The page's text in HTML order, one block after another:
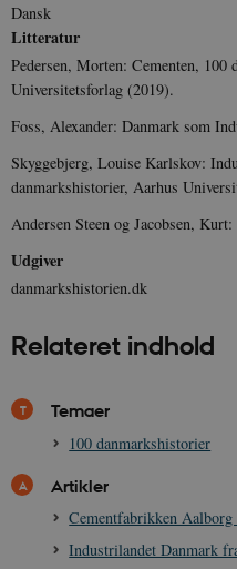
Dansk
Litteratur
Pedersen, Morten: Cementen, 100
Universitetsforlag (2019).
Foss, Alexander: Danmark som
Skyggebjerg, Louise Karlskov:
danmarkshistorier, Aarhus
Andersen Steen og Jacobsen,
Udgiver
danmarkshistorien.dk
Relateret indhold
Temaer
100 danmarkshistorier
Artikler
Cementfabrikken
Industrilandet Danmark